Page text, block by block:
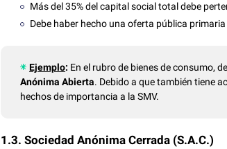
Más del 35% del capital social total debe
Debe haber hecho una oferta pública
Ejemplo: En el rubro de bienes de consumo,
Anónima Abierta. Debido a que también tiene
hechos de importancia a la SMV.
1.3. Sociedad Anónima Cerrada (S.A.C.)